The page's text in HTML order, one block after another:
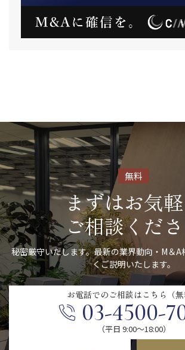
無料
まずはお気
ご相談くだ
秘密厳守いたします。最新の業界動向・M＆
くご説明いたします。
お電話での ご相談はこちら（無
03-4500-
（平日 9:00〜18:00）